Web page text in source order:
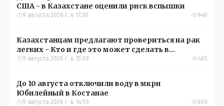
США - в Казахстане оценили риск вспышки
9 августа 2026 г. в 17:30 940
Казахстанцам предлагают провериться на рак
легких - Кто и где это может сделать в
Костанайской области
9 августа 2026 г. в 15:59 465
До 10 августа отключили воду в мкрн
Юбилейный в Костанае
9 августа 2026 г. в 14:59 659